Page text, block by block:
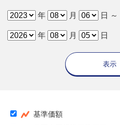
年 月 日 ～
年 月 日
表示
基準価額